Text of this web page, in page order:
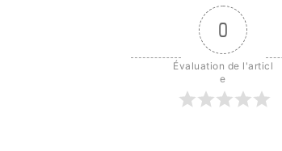
0
Évaluation de l'articl
e